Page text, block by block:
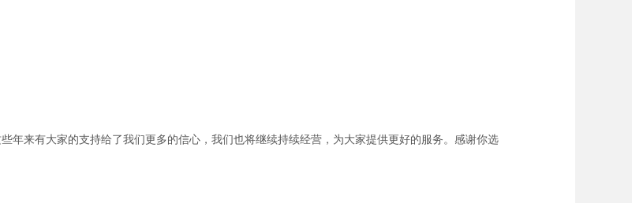
年来有大家的支持给了我们更多的信心，我们也将继续持续经营，为大家提供更好的服务。感谢你选